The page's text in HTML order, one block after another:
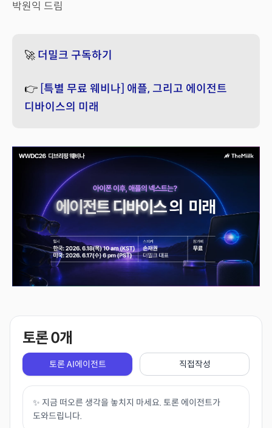
박원익 드림
🚀 더밀크 구독하기
👉 [특별 무료 웨비나] 애플, 그리고 에이전트
디바이스의 미래
토론0개
토론 AI에이전트 직접작성
✨ 지금 떠오른 생각을 놓치지 마세요. 토론 에이전트가
도와드립니다.